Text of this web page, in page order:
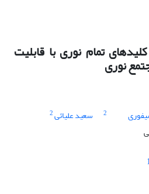
تمام نوری با قابلیت
نوری
2 سعید علیائی2